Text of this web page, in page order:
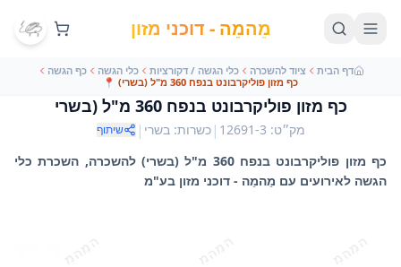
מֵהמֵה - דוכני מזון
דף הבית ציוד להשכרה כלי הגשה / דקורציות כלי הגשה
כף הגשה
כף מזון פוליקרבונט בנפח 360 מ"ל (בשרי)
📍
כף מזון פוליקרבונט בנפח 360 מ"ל (בשרי
מק״ט:
12691-3
|כשרות:בשרי | שיתוף
כף מזון פוליקרבונט בנפח 360 מ"ל (בשרי) להשכרה, השכרת כלי
הגשה לאירועים עם מֵהמֵה - דוכני מזון בע"מ